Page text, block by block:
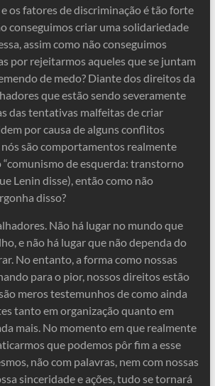
os fatores de discriminação é tão forte
conseguimos criar uma solidariedade
assim como não conseguimos
por rejeitarmos aqueles que se juntam
de medo? Diante dos direitos da
que estão sendo severamente
das tentativas malfeitas de criar
por causa de alguns conflitos
são comportamentos realmente
“comunismo de esquerda: transtorno
Lenin disse), então como não
disso?
Não há lugar no mundo que
e não há lugar que não dependa do
No entanto, a forma como nossas
para o pior, nossos direitos estão
meros testemunhos de como ainda
tanto em organização quanto em
mais. No momento em que realmente
que podemos pôr fim a esse
não com palavras, nem com nossas
sinceridade e ações, tudo se tornará